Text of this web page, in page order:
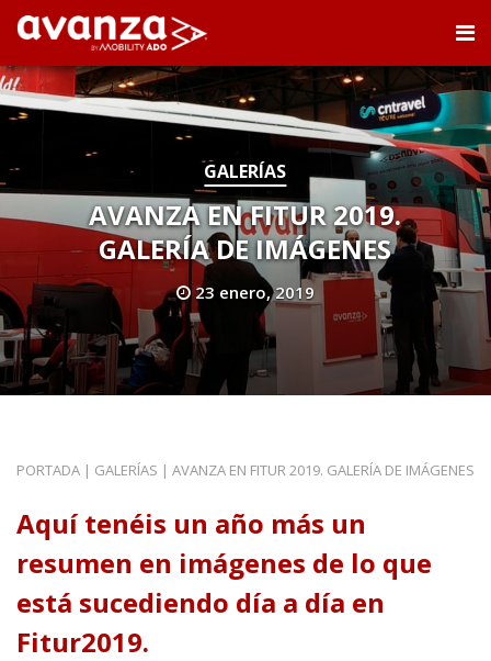
GALERÍAS
AVANZA EN FITUR 2019.
GALERÍA DE IMÁGENES
23 enero, 2019
PORTADA | GALERÍAS | AVANZA EN FITUR 2019. GALERÍA DE IMÁGENES
Aquí tenéis un año más un
resumen en imágenes de lo que
está sucediendo día a día en
Fitur2019.